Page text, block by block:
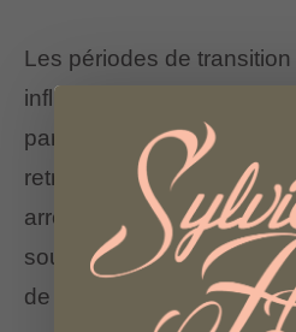
Les périodes de
influence encore plus forte.
particulièrement vrai lors
retraite. La retraite
arrêt de l’activité
souvent un changement
de repères et de relations